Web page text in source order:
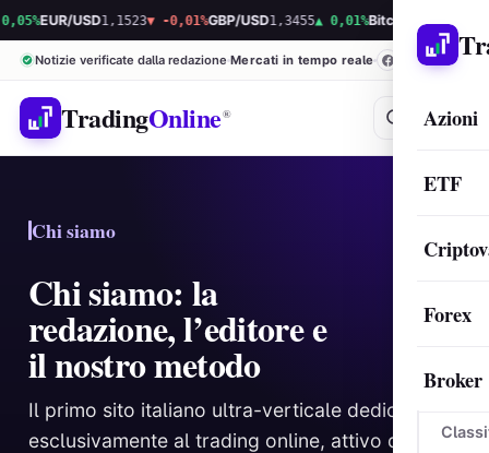
Azioni
ETF
Forex
Broker
EUR/USD1,1523▼ -0,01%GBP/USD1,3455▲ 0,01%Bitcoin64.409,97▲
Notizie verificate dalla redazione Mercati in tempo reale
TradingOnline®
Chi siamo
Chi siamo: la
redazione, l’editore e
il nostro metodo
Il primo sito italiano ultra-verticale dedicato
esclusivamente al trading online, attivo dal